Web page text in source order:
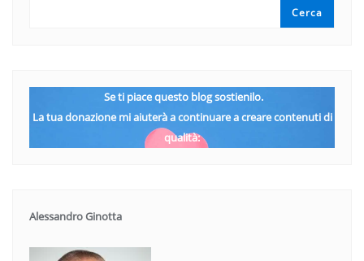
Cerca
Se ti piace questo blog sostienilo.
La tua donazione mi aiuterà a continuare a creare contenuti di
qualità:
Alessandro Ginotta